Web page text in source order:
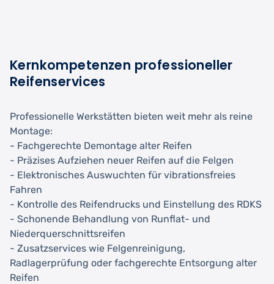
Kernkompetenzen professioneller
Reifenservices
Professionelle Werkstätten bieten weit mehr als reine
Montage:
- Fachgerechte Demontage alter Reifen
- Präzises Aufziehen neuer Reifen auf die Felgen
- Elektronisches Auswuchten für vibrationsfreies
Fahren
- Kontrolle des Reifendrucks und Einstellung des RDKS
- Schonende Behandlung von Runflat- und
Niederquerschnittsreifen
- Zusatzservices wie Felgenreinigung,
Radlagerprüfung oder fachgerechte Entsorgung alter
Reifen